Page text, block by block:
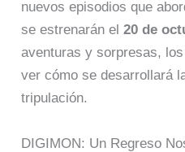
nuevos episodios que
se estrenarán el20 de
aventuras y sorpresas,
ver cómo se desarrollará
tripulación.
DIGIMON: Un Regreso